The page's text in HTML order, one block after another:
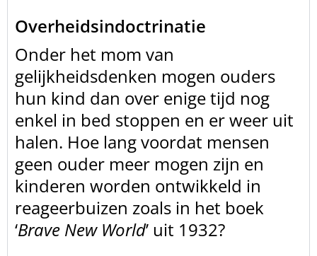
Overheidsindoctrinatie
Onder het mom van
gelijkheidsdenken mogen ouders
hun kind dan over enige tijd nog
enkel in bed stoppen en er weer uit
halen. Hoe lang voordat mensen
geen ouder meer mogen zijn en
kinderen worden ontwikkeld in
reageerbuizen zoals in het boek
‘Brave New World’ uit 1932?